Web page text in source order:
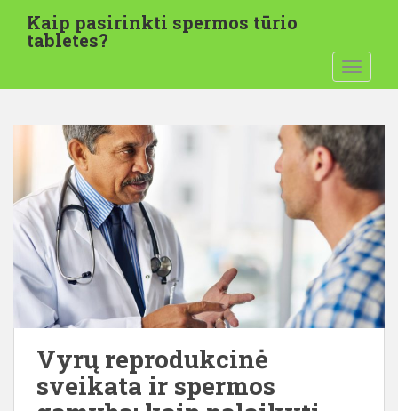
i
Kaip pasirinkti spermos tūrio
tabletes?
Vyrų reprodukcinė
sveikata ir spermos